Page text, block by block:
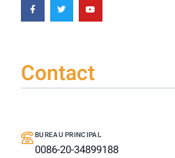
Contact
BUREAU PRINCIPAL
0086-20-34899188